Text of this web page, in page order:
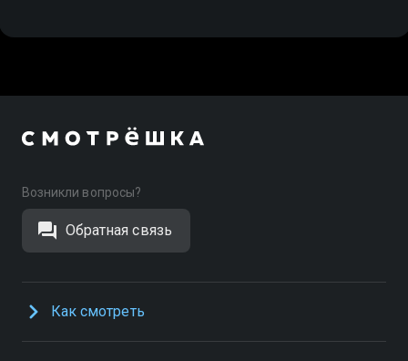
Возникли вопросы?
Обратная связь
Как смотреть